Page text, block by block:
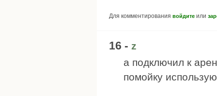
Для комментирования войдите или
16 - z
а подключил к
помойку